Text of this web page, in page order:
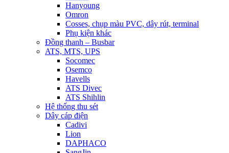
Hanyoung
Omron
Cosses, chụp màu PVC, dây rút, terminal
Phụ kiện khác
Đồng thanh – Busbar
ATS, MTS, UPS
Socomec
Osemco
Havells
ATS Divec
ATS Shihlin
Hệ thống thu sét
Dây cáp điện
Cadivi
Lion
DAPHACO